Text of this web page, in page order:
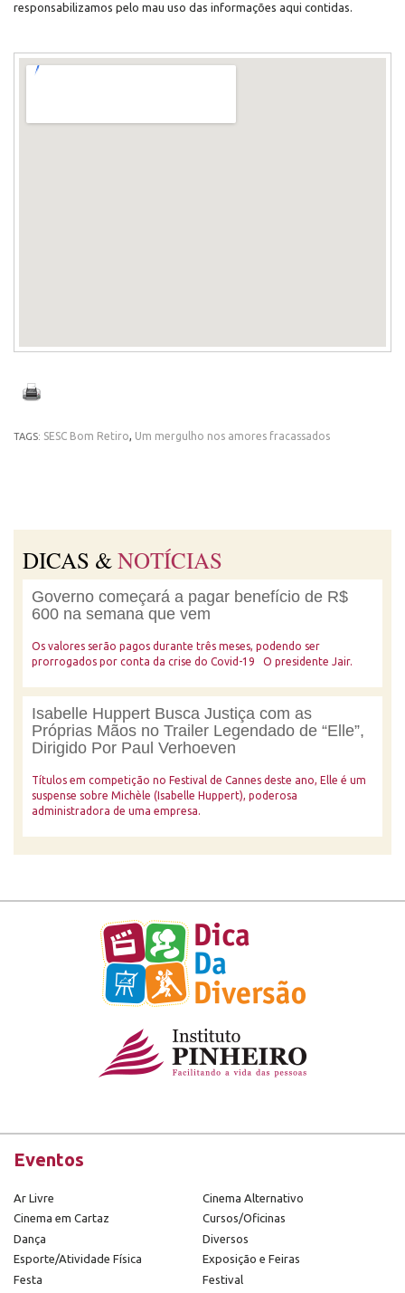
responsabilizamos pelo mau uso das informações aqui contidas.
TAGS: SESC Bom Retiro, Um mergulho nos amores fracassados
DICAS &NOTÍCIAS
Governo começará a pagar benefício de R$
600 na semana que vem
Os valores serão pagos durante três meses, podendo ser
prorrogados por conta da crise do Covid-19 O presidente Jair.
Isabelle Huppert Busca Justiça com as
Próprias Mãos no Trailer Legendado de “Elle”,
Dirigido Por Paul Verhoeven
Títulos em competição no Festival de Cannes deste ano, Elle é um
suspense sobre Michèle (Isabelle Huppert), poderosa
administradora de uma empresa.
Eventos
Ar Livre
Cinema Alternativo
Cinema em Cartaz
Cursos/Oficinas
Dança
Diversos
Esporte/Atividade Física
Exposição e Feiras
Festa
Festival